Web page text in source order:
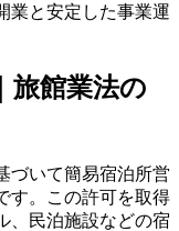
業と安定した事業運
旅館業法の
づいて簡易宿泊所営
す。この許可を取得
、民泊施設などの宿